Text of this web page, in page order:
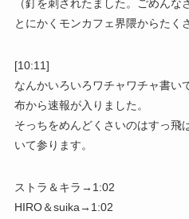
（釘を刺されたました。ごめんな
とにかくモンカフェ界隈からたく
[10:11]
なんかいろいろワチャワチャ書い
布から速報が入りました。
そっちをめんどくさいのはすっ飛
いて参ります。
ストラ＆キラ→1:02
HIRO＆suika→1:02